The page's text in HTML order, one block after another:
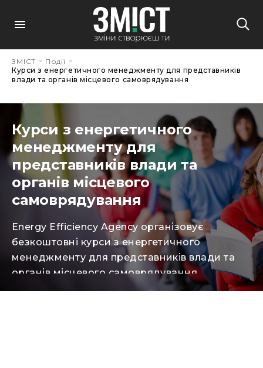
ЗМІСТ > Події >
Курси з енергетичного менеджменту для представників
влади та органів місцевого самоврядування
Курси з енергетичного
менеджменту для
представників влади та
органів місцевого
самоврядування
Energy Efficiency Agency організовує
безкоштовні курси з енергетичного
менеджменту для представників влади та
органів місцевого самоврядування.
Навчальний курс розпочинається 8 жовтня у